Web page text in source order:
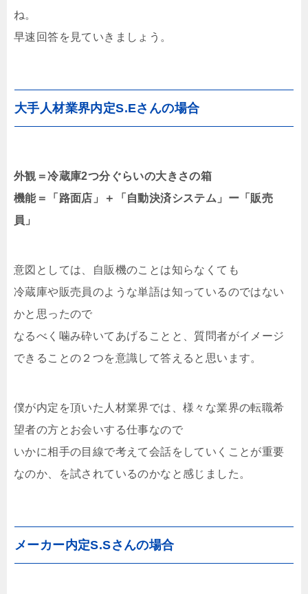
ね。
早速回答を見ていきましょう。
大手人材業界内定S.Eさんの場合
外観＝冷蔵庫2つ分ぐらいの大きさの箱
機能＝「路面店」＋「自動決済システム」ー「販売
員」
意図としては、自販機のことは知らなくても
冷蔵庫や販売員のような単語は知っているのではない
かと思ったので
なるべく噛み砕いてあげることと、質問者がイメージ
できることの２つを意識して答えると思います。
僕が内定を頂いた人材業界では、様々な業界の転職希
望者の方とお会いする仕事なので
いかに相手の目線で考えて会話をしていくことが重要
なのか、を試されているのかなと感じました。
メーカー内定S.Sさんの場合